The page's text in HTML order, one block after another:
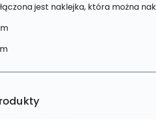
jest naklejka, która można